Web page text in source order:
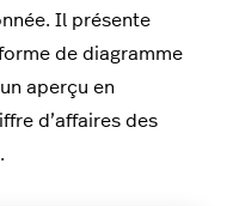
Il présente
de diagramme
aperçu en
d’affaires des